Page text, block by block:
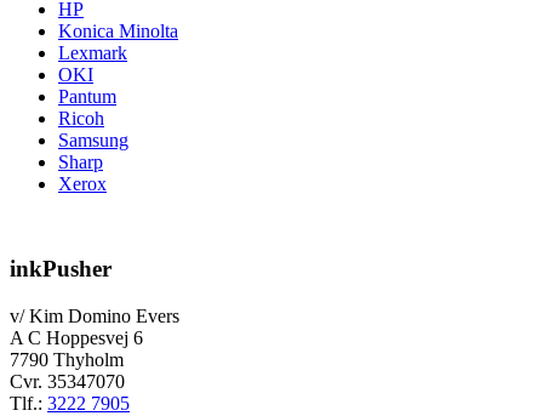
HP
Konica Minolta
Lexmark
OKI
Pantum
Ricoh
Samsung
Sharp
Xerox
inkPusher
v/ Kim Domino Evers
A C Hoppesvej 6
7790 Thyholm
Cvr. 35347070
Tlf.: 3222 7905